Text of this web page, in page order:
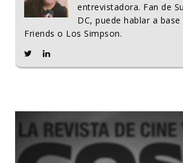
entrevistadora. Fan de
DC, puede hablar a
Friends o Los Simpson.